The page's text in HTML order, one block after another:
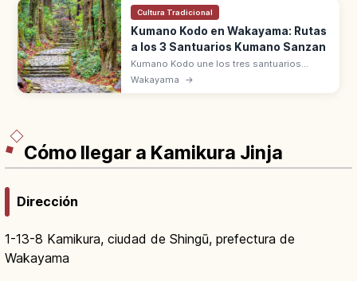
Cultura Tradicional
Kumano Kodo en Wakayama: Rutas
a los 3 Santuarios Kumano Sanzan
Kumano Kodo une los tres santuarios
Kumano Sanzan: Hongu Taisha, Hayatama y
Nachi Taisha. Patrimonio UNESCO desde
Wakayama →
Cómo llegar a Kamikura Jinja
Dirección
1-13-8 Kamikura, ciudad de Shingū, prefectura de
Wakayama